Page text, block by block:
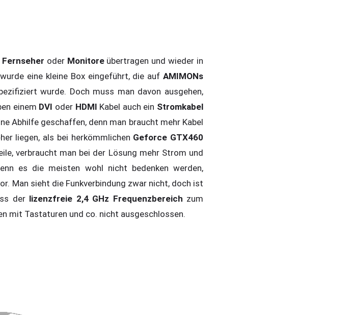
Fernseher oder Monitore übertragen und wieder in
eine kleine Box eingeführt, die auf AMIMONs
wurde. Doch muss man davon ausgehen,
einem DVI oder HDMI Kabel auch ein Stromkabel
Abhilfe geschaffen, denn man braucht mehr Kabel
liegen, als bei herkömmlichen Geforce GTX460
verbraucht man bei der Lösung mehr Strom und
es die meisten wohl nicht bedenken werden,
Man sieht die Funkverbindung zwar nicht, doch ist
der lizenzfreie 2,4 GHz Frequenzbereich zum
mit Tastaturen und co. nicht ausgeschlossen.